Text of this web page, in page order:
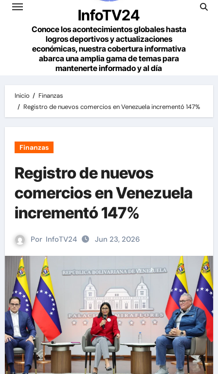
InfoTV24
Conoce los acontecimientos globales hasta
logros deportivos y actualizaciones
económicas, nuestra cobertura informativa
abarca una amplia gama de temas para
mantenerte informado y al día
Inicio
Finanzas
Registro de nuevos comercios en Venezuela incrementó 147%
Finanzas
Registro de nuevos
comercios en Venezuela
incrementó 147%
Por InfoTV24 Jun 23, 2026